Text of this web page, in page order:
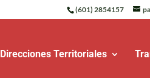
(601) 2854157
Direcciones Territoriales